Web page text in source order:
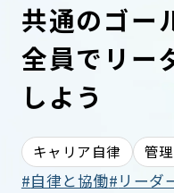
共通のゴー
全員でリー
しよう
キャリア自律 管
自律と協働 リーダ